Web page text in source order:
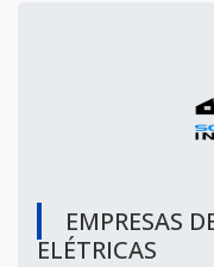
EMPRESAS
ELÉTRICAS